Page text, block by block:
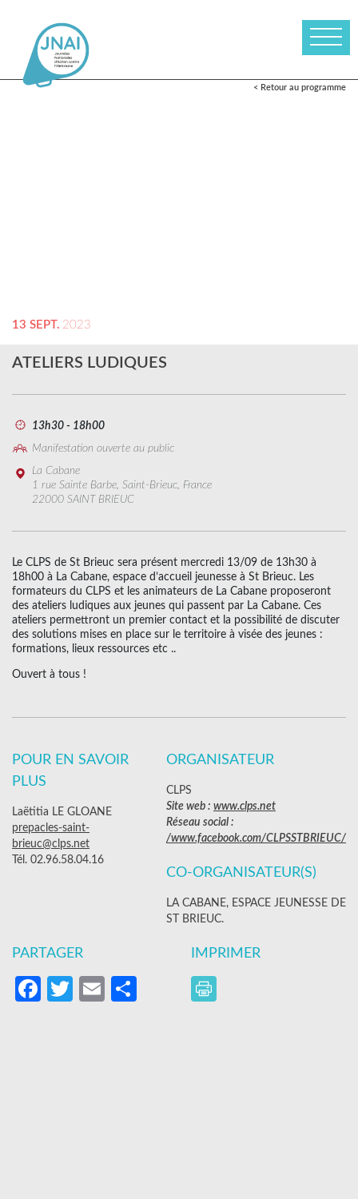
< Retour au programme
13 SEPT. 2023
ATELIERS LUDIQUES
13h30 - 18h00
Manifestation ouverte au public
La Cabane
1 rue Sainte Barbe, Saint-Brieuc, France
22000 SAINT BRIEUC
Le CLPS de St Brieuc sera présent mercredi 13/09 de 13h30 à
18h00 à La Cabane, espace d’accueil jeunesse à St Brieuc. Les
formateurs du CLPS et les animateurs de La Cabane proposeront
des ateliers ludiques aux jeunes qui passent par La Cabane. Ces
ateliers permettront un premier contact et la possibilité de discuter
des solutions mises en place sur le territoire à visée des jeunes :
formations, lieux ressources etc ..
Ouvert à tous !
POUR EN SAVOIR
PLUS
Laëtitia LE GLOANE
prepacles-saint-
brieuc@clps.net
Tél. 02.96.58.04.16
ORGANISATEUR
CLPS
Site web : www.clps.net
Réseau social :
/www.facebook.com/CLPSSTBRIEUC/
CO-ORGANISATEUR(S)
LA CABANE, ESPACE JEUNESSE DE
ST BRIEUC.
PARTAGER
Facebook
Twitter
EmailPartager
IMPRIMER